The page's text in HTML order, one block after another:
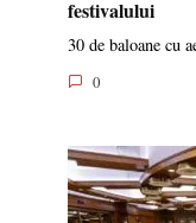
festivalului
30 de baloane cu
0